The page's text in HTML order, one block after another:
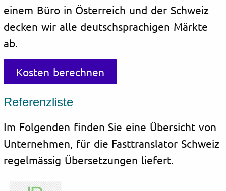
einem Büro in Österreich und der Schweiz
decken wir alle deutschsprachigen Märkte
ab.
Kosten berechnen
Referenzliste
Im Folgenden finden Sie eine Übersicht von
Unternehmen, für die Fasttranslator Schweiz
regelmässig Übersetzungen liefert.